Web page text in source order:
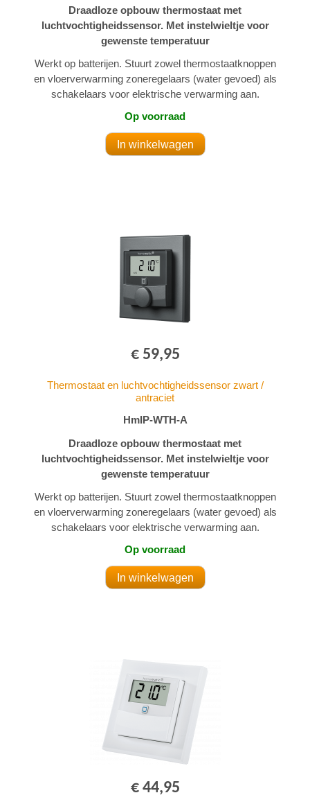
Draadloze opbouw thermostaat met
luchtvochtigheidssensor. Met instelwieltje voor
gewenste temperatuur
Werkt op batterijen. Stuurt zowel thermostaatknoppen
en vloerverwarming zoneregelaars (water gevoed) als
schakelaars voor elektrische verwarming aan.
Op voorraad
€ 59,95
Thermostaat en luchtvochtigheidssensor zwart /
antraciet
HmIP-WTH-A
Draadloze opbouw thermostaat met
luchtvochtigheidssensor. Met instelwieltje voor
gewenste temperatuur
Werkt op batterijen. Stuurt zowel thermostaatknoppen
en vloerverwarming zoneregelaars (water gevoed) als
schakelaars voor elektrische verwarming aan.
Op voorraad
€ 44,95